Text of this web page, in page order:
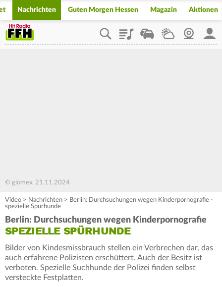
Nachrichten Guten Morgen Hessen Magazin Aktionen
PlaylistStaupilotWetterWebcam
© glomex, 21.11.2024
Video > Nachrichten > Berlin: Durchsuchungen wegen Kinderpornografie -
spezielle Spürhunde
Berlin: Durchsuchungen wegen Kinderpornografie
SPEZIELLE SPÜRHUNDE
Bilder von Kindesmissbrauch stellen ein Verbrechen dar, das
auch erfahrene Polizisten erschüttert. Auch der Besitz ist
verboten. Spezielle Suchhunde der Polizei finden selbst
versteckte Festplatten.